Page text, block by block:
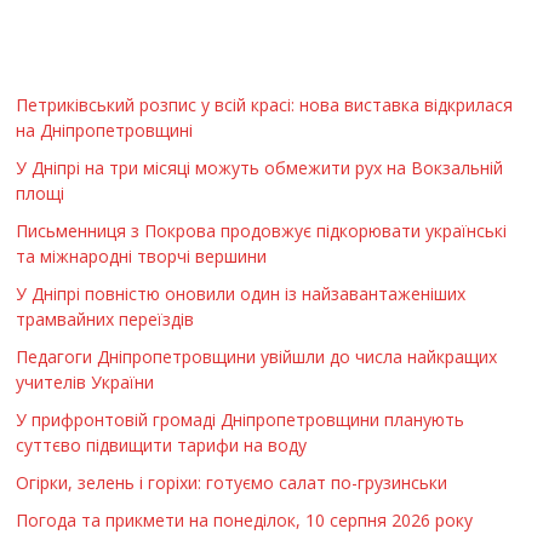
Петриківський розпис у всій красі: нова виставка відкрилася
на Дніпропетровщині
У Дніпрі на три місяці можуть обмежити рух на Вокзальній
площі
Письменниця з Покрова продовжує підкорювати українські
та міжнародні творчі вершини
У Дніпрі повністю оновили один із найзавантаженіших
трамвайних переїздів
Педагоги Дніпропетровщини увійшли до числа найкращих
учителів України
У прифронтовій громаді Дніпропетровщини планують
суттєво підвищити тарифи на воду
Огірки, зелень і горіхи: готуємо салат по-грузинськи
Погода та прикмети на понеділок, 10 серпня 2026 року